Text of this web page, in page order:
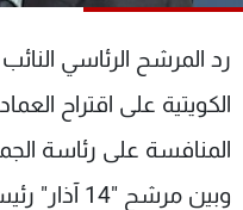
رد المرشح الرئاسي
الكويتية على اقتراح
المنافسة على رئاسة
وبين مرشح
لاعلاناتكم